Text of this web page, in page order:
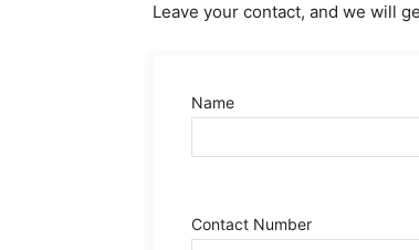
Leave your contact, and we will
Name
Contact Number